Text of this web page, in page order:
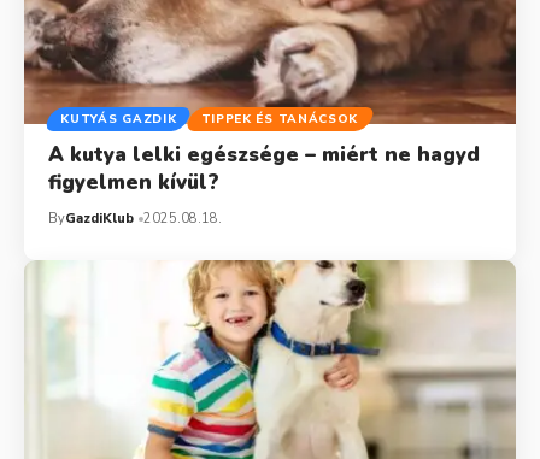
KUTYÁS GAZDIK TIPPEK ÉS TANÁCSOK
A kutya lelki egészsége – miért ne hagyd
figyelmen kívül?
ByGazdiKlub 2025.08.18.